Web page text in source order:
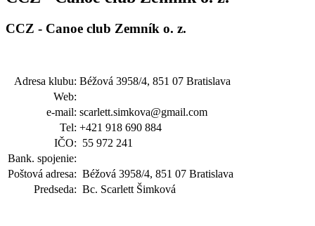
CCZ - Canoe club Zemník o. z.
Adresa klubu: Béžová 3958/4, 851 07 Bratislava
Web:
e-mail: scarlett.simkova@gmail.com
Tel: +421 918 690 884
IČO: 55 972 241
Bank. spojenie:
Poštová adresa: Béžová 3958/4, 851 07 Bratislava
Predseda: Bc. Scarlett Šimková